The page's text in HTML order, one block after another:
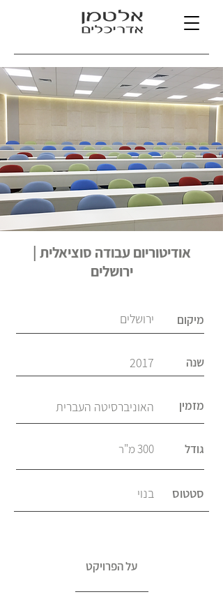
אודיטוריום עבודה סוציאלית |
ירושלים
ירושלים מיקום
2017 שנה
האוניברסיטה העברית מזמין
300 מ"ר גודל
בנוי סטטוס
על הפרויקט